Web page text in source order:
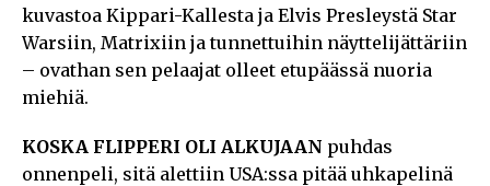
kuvastoa Kippari-Kallesta ja Elvis Presleystä Star
Warsiin, Matrixiin ja tunnettuihin näyttelijättäriin
– ovathan sen pelaajat olleet etupäässä nuoria
miehiä.
KOSKA FLIPPERI OLI ALKUJAAN puhdas
onnenpeli, sitä alettiin USA:ssa pitää uhkapelinä